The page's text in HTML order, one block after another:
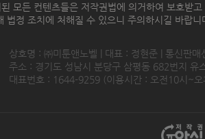
모든 컨텐츠들은 저작권법에 의거하여 보호받
법정 조치에 처해질 수 있으니 주의하시길 바랍니
상호명 : ㈜미툰앤노벨 | 대표 : 정현준 | 통신판
주소 : 경기도 성남시 분당구 삼평동 682번지
대표번호 : 1644-9259 (이용시간 : 오전10시~